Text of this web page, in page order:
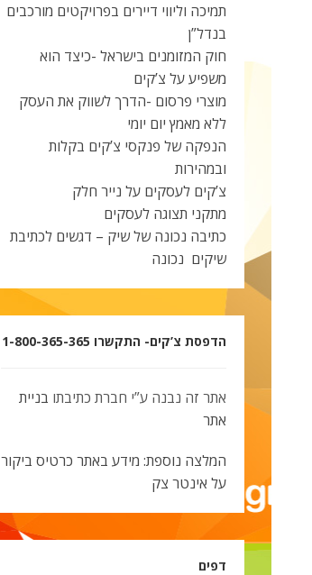
תמיכה וליווי דיירים בפרויקטים מורכבים
בנדל”ן
חוק המזומנים בישראל -כיצד הוא
משפיע על צ’קים
מוצרי פרסום -הדרך לשווק את העסק
ללא מאמץ יום יומי
הנפקה של פנקסי צ’קים בקלות
ובמהירות
צ’קים לעסקים על נייר חלק
מתקני תצוגה לעסקים
כתיבה נכונה של שיק – דגשים לכתיבת
שיקים נכונה
הדפסת צ’קים- התקשרו 1-800-365-365
אתר זה נבנה ע”י חברת כתיבתו בניית
אתר
המלצה נוספת: מידע באתר כרטיס ביקור
על אינטר צק
דפים